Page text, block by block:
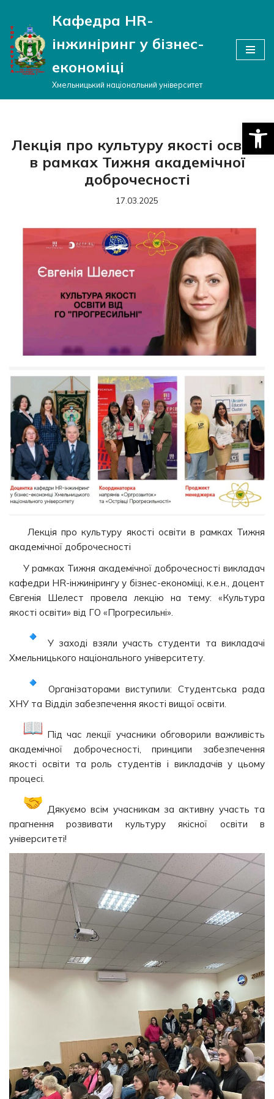
Перейти
до
вмісту
Кафедра HR-
інжиніринг у бізнес-
економіці
Хмельницький національний університет
Лекція про культуру якості освіти
в рамках Тижня академічної
доброчесності
17.03.2025
Лекція про культуру якості освіти в рамках Тижня
академічної доброчесності
У рамках Тижня академічної доброчесності викладач
кафедри HR-інжинірингу у бізнес-економіці, к.е.н., доцент
Євгенія Шелест провела лекцію на тему: «Культура
якості освіти» від ГО «Прогресильні».
У заході взяли участь студенти та викладачі
Хмельницького національного університету.
Організаторами виступили: Студентська рада
ХНУ та Відділ забезпечення якості вищої освіти.
Під час лекції учасники обговорили важливість
академічної доброчесності, принципи забезпечення
якості освіти та роль студентів і викладачів у цьому
процесі.
Дякуємо всім учасникам за активну участь та
прагнення розвивати культуру якісної освіти в
університеті!